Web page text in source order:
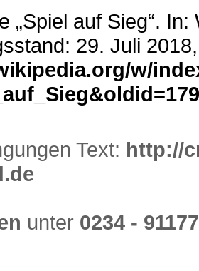
„Spiel auf Sieg“.
29. Juli
w/
Text: http://
unter 0234 -